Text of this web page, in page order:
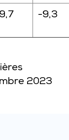
-9,3
2023